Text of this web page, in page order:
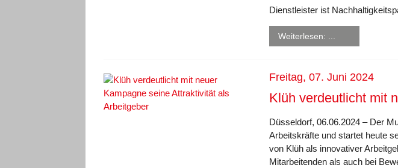
Dienstleister ist
Weiterlesen: ...
Freitag, 07. Juni 2024
Klüh verdeutlicht mit
Düsseldorf, 06.06.2024 – Der
Arbeitskräfte und startet heute
von Klüh als innovativer
Mitarbeitenden als auch bei